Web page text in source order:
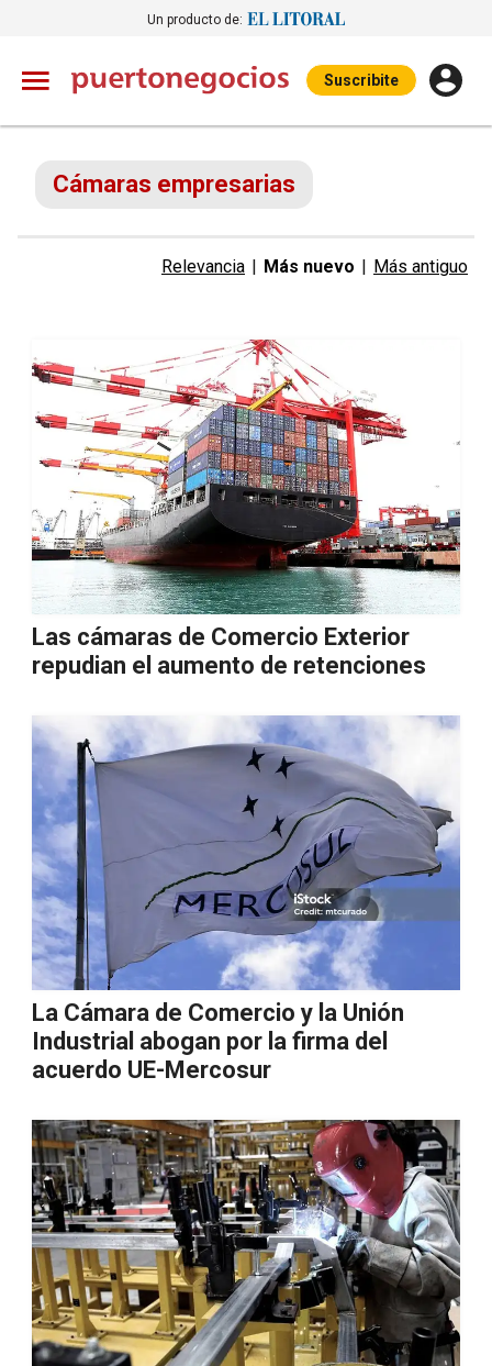
Un producto de:
Suscribite
Cámaras empresarias
Relevancia | Más nuevo | Más antiguo
Las cámaras de Comercio Exterior
repudian el aumento de retenciones
La Cámara de Comercio y la Unión
Industrial abogan por la firma del
acuerdo UE-Mercosur